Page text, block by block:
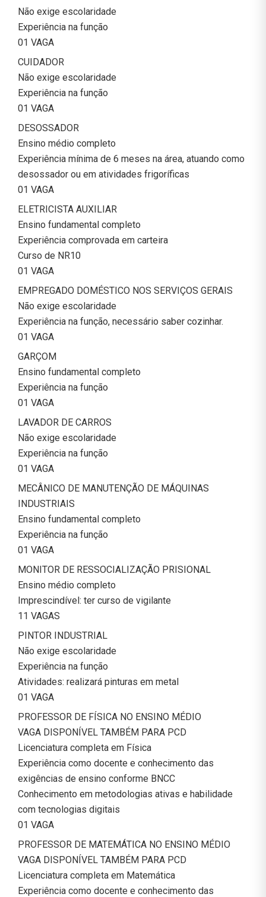
Não exige escolaridade
Experiência na função
01 VAGA
CUIDADOR
Não exige escolaridade
Experiência na função
01 VAGA
DESOSSADOR
Ensino médio completo
Experiência mínima de 6 meses na área, atuando como
desossador ou em atividades frigoríficas
01 VAGA
ELETRICISTA AUXILIAR
Ensino fundamental completo
Experiência comprovada em carteira
Curso de NR10
01 VAGA
EMPREGADO DOMÉSTICO NOS SERVIÇOS GERAIS
Não exige escolaridade
Experiência na função, necessário saber cozinhar.
01 VAGA
GARÇOM
Ensino fundamental completo
Experiência na função
01 VAGA
LAVADOR DE CARROS
Não exige escolaridade
Experiência na função
01 VAGA
MECÂNICO DE MANUTENÇÃO DE MÁQUINAS
INDUSTRIAIS
Ensino fundamental completo
Experiência na função
01 VAGA
MONITOR DE RESSOCIALIZAÇÃO PRISIONAL
Ensino médio completo
Imprescindível: ter curso de vigilante
11 VAGAS
PINTOR INDUSTRIAL
Não exige escolaridade
Experiência na função
Atividades: realizará pinturas em metal
01 VAGA
PROFESSOR DE FÍSICA NO ENSINO MÉDIO
VAGA DISPONÍVEL TAMBÉM PARA PCD
Licenciatura completa em Física
Experiência como docente e conhecimento das
exigências de ensino conforme BNCC
Conhecimento em metodologias ativas e habilidade
com tecnologias digitais
01 VAGA
PROFESSOR DE MATEMÁTICA NO ENSINO MÉDIO
VAGA DISPONÍVEL TAMBÉM PARA PCD
Licenciatura completa em Matemática
Experiência como docente e conhecimento das